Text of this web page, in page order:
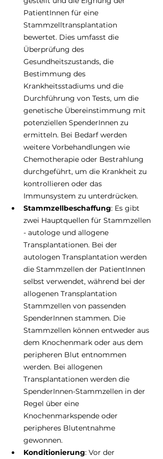
PatientInnen für eine
Stammzelltransplantation
bewertet. Dies umfasst die
Überprüfung des
Gesundheitszustands, die
Bestimmung des
Krankheitsstadiums und die
Durchführung von Tests, um die
genetische Übereinstimmung mit
potenziellen SpenderInnen zu
ermitteln. Bei Bedarf werden
weitere Vorbehandlungen wie
Chemotherapie oder Bestrahlung
durchgeführt, um die Krankheit zu
kontrollieren oder das
Immunsystem zu unterdrücken.
Stammzellbeschaffung: Es gibt
zwei Hauptquellen für Stammzellen
- autologe und allogene
Transplantationen. Bei der
autologen Transplantation werden
die Stammzellen der PatientInnen
selbst verwendet, während bei der
allogenen Transplantation
Stammzellen von passenden
SpenderInnen stammen. Die
Stammzellen können entweder aus
dem Knochenmark oder aus dem
peripheren Blut entnommen
werden. Bei allogenen
Transplantationen werden die
SpenderInnen-Stammzellen in der
Regel über eine
Knochenmarkspende oder
peripheres Blutentnahme
gewonnen.
Konditionierung: Vor der